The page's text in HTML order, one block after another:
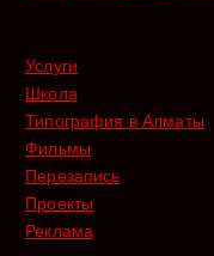
Услуги
Школа
Типография в Алматы
Фильмы
Перезапись
Проекты
Реклама